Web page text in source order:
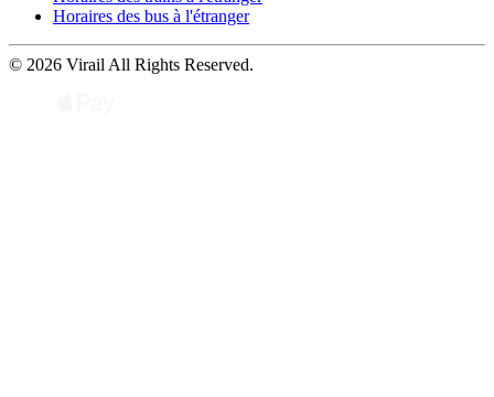
Horaires des bus à l'étranger
© 2026 Virail All Rights Reserved.